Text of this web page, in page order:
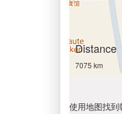
Distance
7075 km
使用地图找到